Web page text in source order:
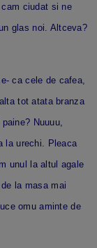
ciudat si ne
glas noi. Altceva?
ca cele de cafea,
tot atata branza
Nuuuu,
la urechi. Pleaca
unul la altul agale
la masa mai
omu aminte de